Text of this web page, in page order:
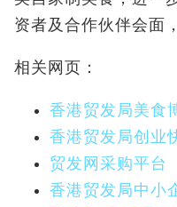
资者及合作伙伴会面
相关网页：
香港贸发局美食
香港贸发局创业
贸发网采购平台
香港贸发局中小